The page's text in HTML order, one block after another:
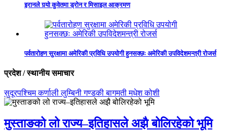
इरानले गर्‍यो कुवेतमा ड्रोन र मिसाइल आक्रमण
पर्वतारोहण सुरक्षामा अमेरिकी प्रविधि उपयोगी हुनसक्छः अमेरिकी उपविदेशमन्त्री रोजर्स
प्रदेश / स्थानीय समाचार
सुदूरपश्चिमकर्णालीलुम्बिनीगण्डकीबागमतीमधेशकोशी
मुस्ताङको लो राज्य–इतिहासले अझै बोलिरहेको भूमि